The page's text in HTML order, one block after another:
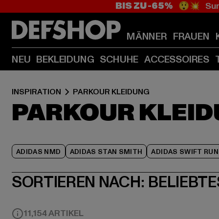
BIS ZU -65% 😲💥
MÄNNER FRAUEN
NEU BEKLEIDUNG SCHUHE ACCESSOIRES
INSPIRATION PARKOUR KLEIDUNG
PARKOUR
ADIDAS NMD ADIDAS STAN SMITH ADIDAS SWIFT RUN
SORTIEREN NACH:
11,154 ARTIKEL